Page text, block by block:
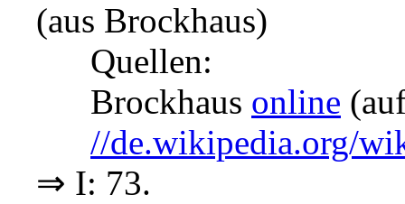
(aus Brockhaus)
Quellen:
Brockhaus online
//de.wikipedia.org/
⇒ I: 73.